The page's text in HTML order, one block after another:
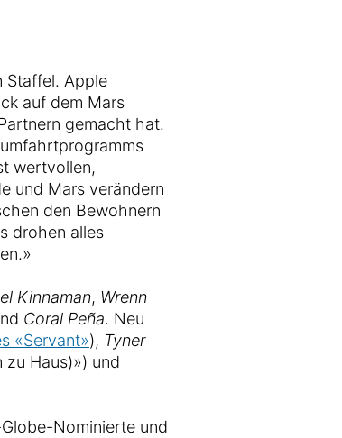
Staffel. Apple
auf dem Mars
gemacht hat.
wertvollen,
und Mars verändern
den Bewohnern
drohen alles
Kinnaman, Wrenn
Coral Peña. Neu
«Servant»), Tyner
zu Haus)») und
Nominierte und